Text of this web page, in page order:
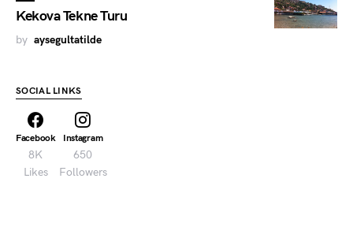
Kekova Tekne Turu
by aysegultatilde
SOCIAL LINKS
Facebook
8K
Likes
Instagram
650
Followers